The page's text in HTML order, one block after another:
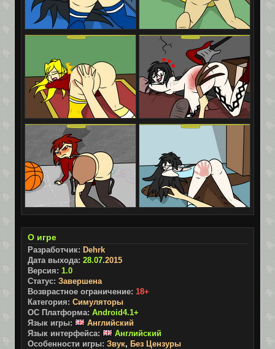
О игре
Разработчик: Dehrk
Дата выхода: 28.07.2015
Версия: 1.0
Статус: Завершена
Возврастное ограничение: 18+
Категория: Симуляторы
ОС Платформа: Android4.1+
Язык игры:
Английский
Язык интерфейса:
Английский
Особенности игры: Звук, Без Цензуры